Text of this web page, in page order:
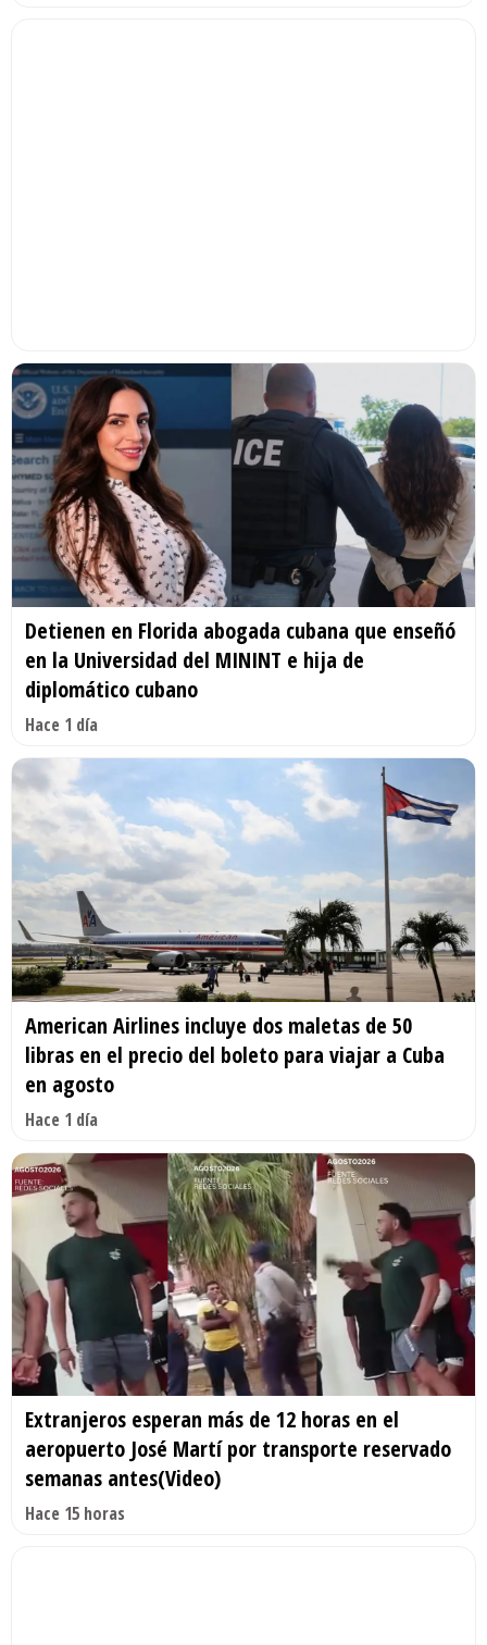
Detienen en Florida abogada cubana que enseñó
en la Universidad del MININT e hija de
diplomático cubano
Hace 1 día
American Airlines incluye dos maletas de 50
libras en el precio del boleto para viajar a Cuba
en agosto
Hace 1 día
Extranjeros esperan más de 12 horas en el
aeropuerto José Martí por transporte reservado
semanas antes(Video)
Hace 15 horas